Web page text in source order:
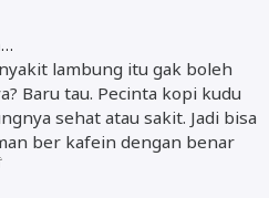
lambung itu gak boleh
Baru tau. Pecinta kopi kudu
sehat atau sakit. Jadi bisa
ber kafein dengan benar